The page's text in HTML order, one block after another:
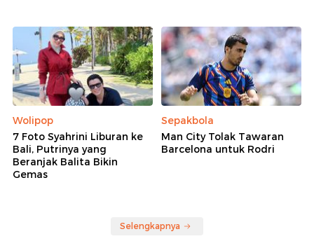
Wolipop
7 Foto Syahrini Liburan ke
Bali, Putrinya yang
Beranjak Balita Bikin
Gemas
Sepakbola
Man City Tolak Tawaran
Barcelona untuk Rodri
Selengkapnya